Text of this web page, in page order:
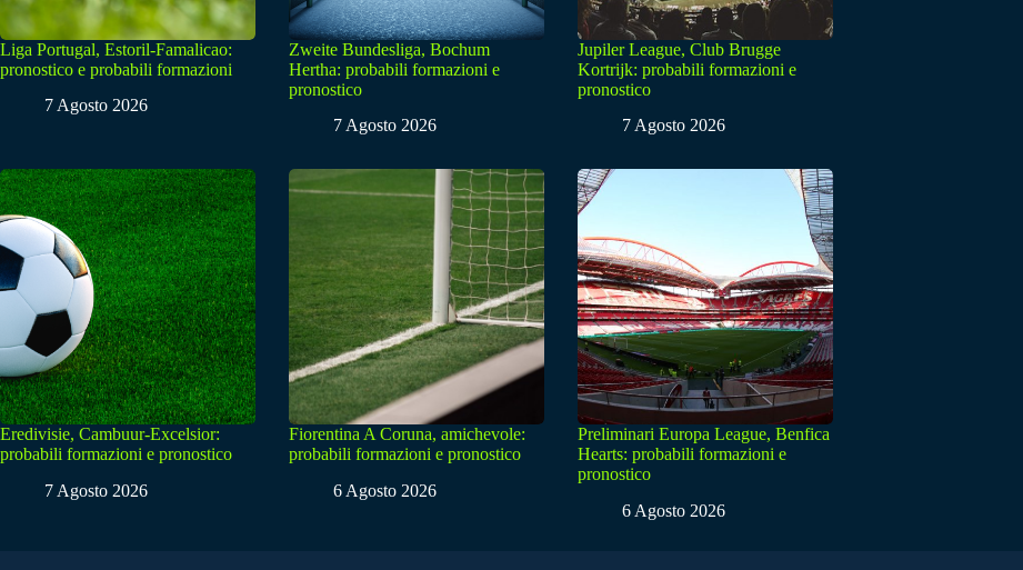
Liga Portugal, Estoril-Famalicao:
pronostico e probabili formazioni
7 Agosto 2026
Zweite Bundesliga, Bochum
Hertha: probabili formazioni e
pronostico
7 Agosto 2026
Jupiler League, Club Brugge
Kortrijk: probabili formazioni e
pronostico
7 Agosto 2026
Eredivisie, Cambuur-Excelsior:
probabili formazioni e pronostico
7 Agosto 2026
Fiorentina A Coruna, amichevole:
probabili formazioni e pronostico
6 Agosto 2026
Preliminari Europa League, Benfica
Hearts: probabili formazioni e
pronostico
6 Agosto 2026